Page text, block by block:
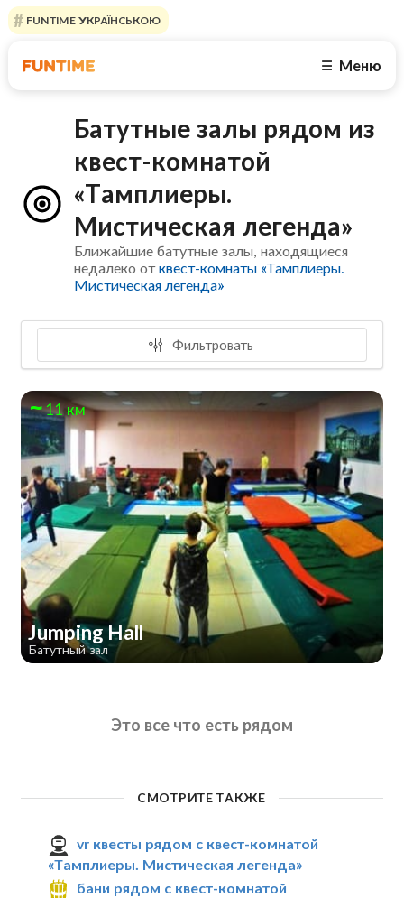
FUNTIME УКРАЇНСЬКОЮ
☰ Меню
Батутные залы рядом из
квест-комнатой
«Тамплиеры.
Мистическая легенда»
Ближайшие батутные залы, находящиеся
недалеко отквест-комнаты «Тамплиеры.
Мистическая легенда»
Фильтровать
11 км
Jumping Hall
Батутный зал
Это все что есть рядом
СМОТРИТЕ ТАКЖЕ
vr квесты рядом с квест-комнатой
«Тамплиеры. Мистическая легенда»
бани рядом с квест-комнатой